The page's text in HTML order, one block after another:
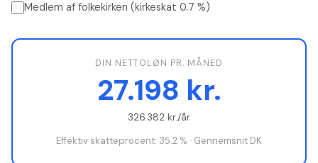
Medlem af folkekirken (kirkeskat 0.7 %)
DIN NETTOLØN PR. MÅNED
27.198 kr.
326.382 kr./år
Effektiv skatteprocent: 35.2 % · Gennemsnit DK